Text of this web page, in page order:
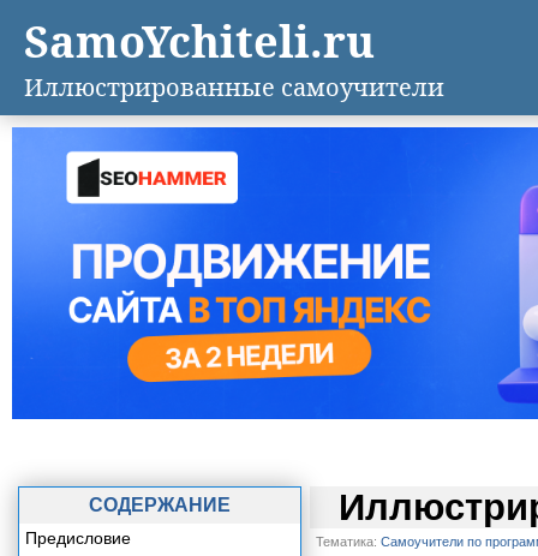
Тематика: Самоучители по
СОДЕРЖАНИЕ
Предисловие
SamoYchiteli.ru
Иллюстрированные самоучители